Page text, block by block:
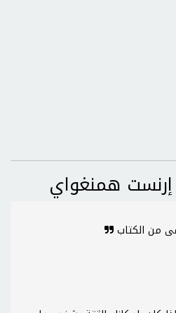
إرنست همنغواي
من الكتاب